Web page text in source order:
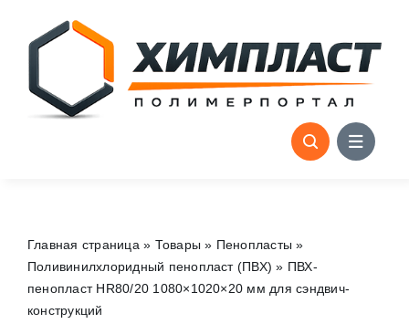
content
Главная страница » Товары » Пенопласты »
Поливинилхлоридный пенопласт (ПВХ) » ПВХ-
пенопласт HR80/20 1080×1020×20 мм для сэндвич-
конструкций